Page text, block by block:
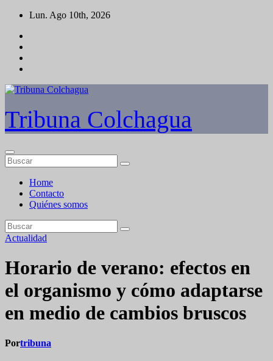
Saltar
contenido
Lun. Ago 10th, 2026
Tribuna Colchagua
Home
Contacto
Quiénes somos
Actualidad
Horario de verano: efectos en
el organismo y cómo adaptarse
en medio de cambios bruscos
Portribuna